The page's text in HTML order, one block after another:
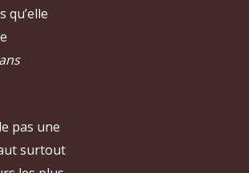
qu’elle
pas une
surtout